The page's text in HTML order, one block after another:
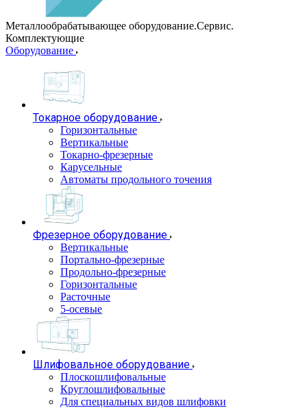
Металлообрабатывающее оборудование.Сервис.
Комплектующие
Оборудование
Токарное оборудование
Горизонтальные
Вертикальные
Токарно-фрезерные
Карусельные
Автоматы продольного точения
Фрезерное оборудование
Вертикальные
Портально-фрезерные
Продольно-фрезерные
Горизонтальные
Расточные
5-осевые
Шлифовальное оборудование
Плоскошлифовальные
Круглошлифовальные
Для специальных видов шлифовки